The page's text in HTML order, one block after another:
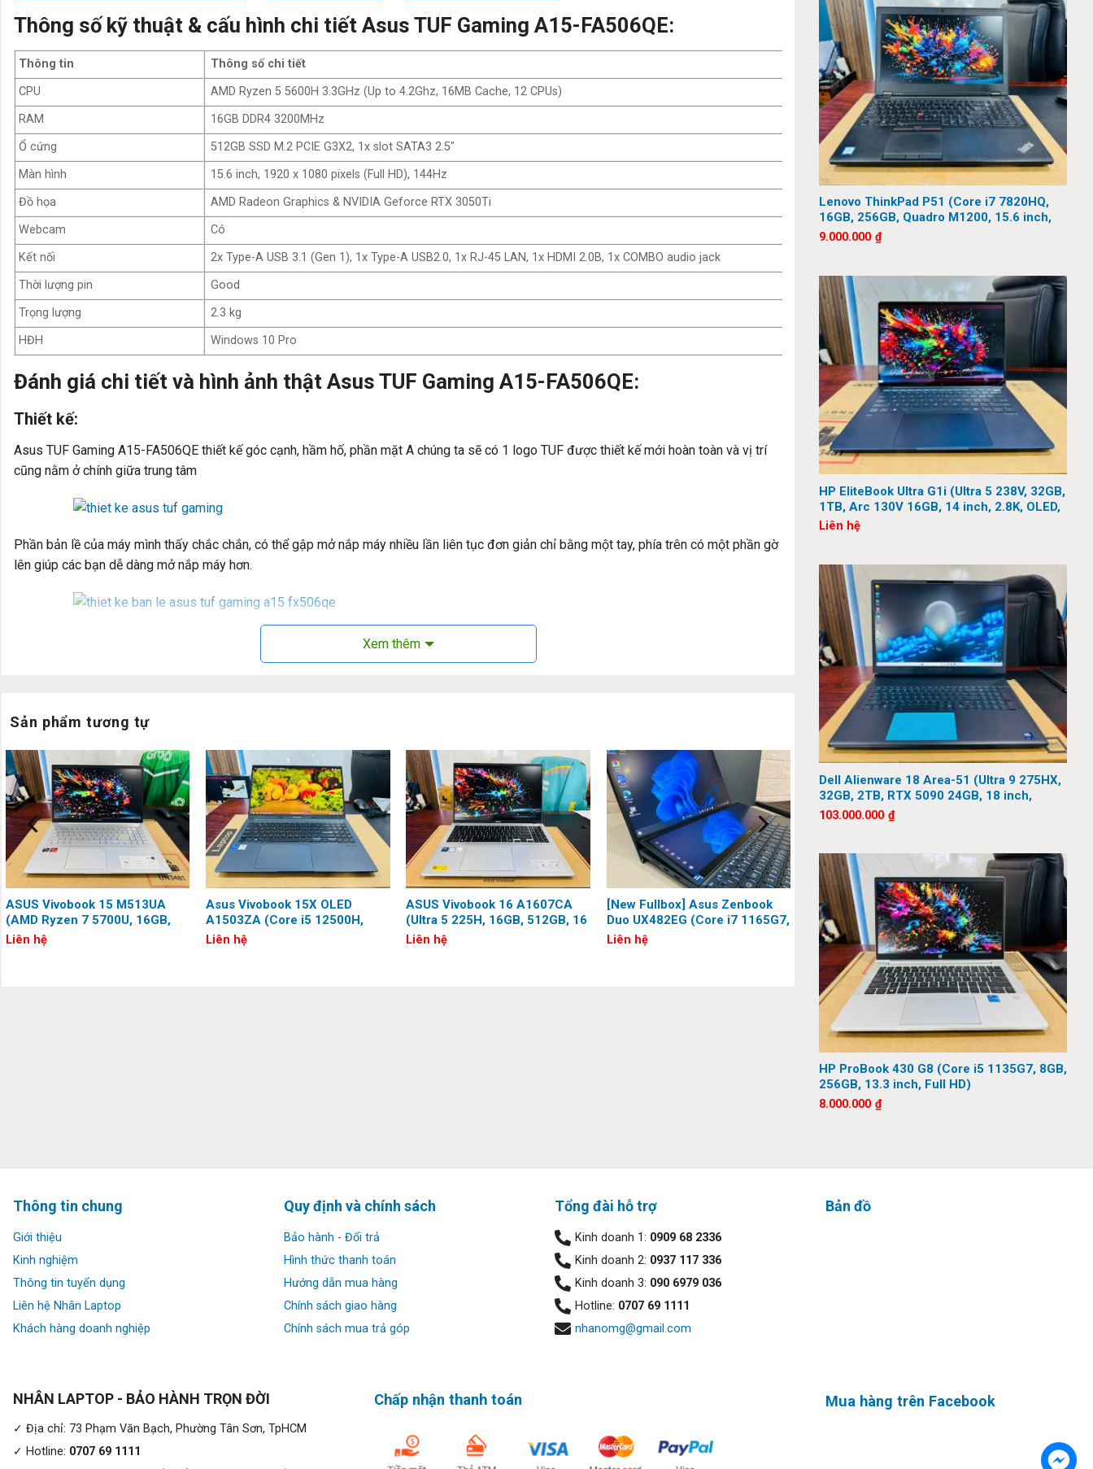
Thông số kỹ thuật & cấu hình chi tiết Asus TUF Gaming A15-FA506QE:
Thông tin
Thông số chi tiết
CPU
AMD Ryzen 5 5600H 3.3GHz (Up to 4.2Ghz, 16MB Cache, 12 CPUs)
RAM
16GB DDR4 3200MHz
Ổ cứng
512GB SSD M.2 PCIE G3X2, 1x slot SATA3 2.5″
Màn hình
15.6 inch, 1920 x 1080 pixels (Full HD), 144Hz
Đồ họa
AMD Radeon Graphics & NVIDIA Geforce RTX 3050Ti
Webcam
Có
Kết nối
2x Type-A USB 3.1 (Gen 1), 1x Type-A USB2.0, 1x RJ-45 LAN, 1x HDMI 2.0B, 1x COMBO audio jack
Thời lượng pin
Good
Trọng lượng
2.3 kg
HĐH
Windows 10 Pro
Đánh giá chi tiết và hình ảnh thật Asus TUF Gaming A15-FA506QE:
Thiết kế:
Asus TUF Gaming A15-FA506QE thiết kế góc cạnh, hầm hố, phần mặt A chúng ta sẽ có 1 logo TUF được thiết kế mới hoàn toàn và vị trí
cũng nằm ở chính giữa trung tâm
Phần bản lề của máy mình thấy chắc chắn, có thể gập mở nắp máy nhiều lần liên tục đơn giản chỉ bằng một tay, phía trên có một phần gờ
lên giúp các bạn dễ dàng mở nắp máy hơn.
vùng tối.
Bàn phím và Touchpad:
Bàn phím kích cỡ đầy đủ theo kiểu Desktop có đèn nền LED RGB được tối ưu hóa để chơi game và thể hiện phong cách cá nhân. Khu vực
phím WASD được làm bằng nhựa trong suốt, giúp chúng trở nên nổi bật hơn hẳn các phím bấm còn lại.
có độ phản hồi nhanh hơn và dễ dàng kiểm soát hơn. Các phím này đủ bền để chịu được hơn 20 triệu lần nhấn cho độ tin cậy và độ chính
Xem thêm
Sản phẩm tương tự
ASUS Vivobook 15 M513UA
(AMD Ryzen 7 5700U, 16GB,
512GB, 15.6 inch, Full HD)
Liên hệ
Asus Vivobook 15X OLED
A1503ZA (Core i5 12500H,
16G, 512G, 15.6″ OLED, FHD)
Liên hệ
ASUS Vivobook 16 A1607CA
(Ultra 5 225H, 16GB, 512GB, 16
inch, WUXGA)
Liên hệ
[New Fullbox] Asus Zenbook
Duo UX482EG (Core i7 1165G7,
16G, 1TB, MX450, 14 inch, FHD,
Liên hệ
Lenovo ThinkPad P51 (Core i7 7820HQ,
16GB, 256GB, Quadro M1200, 15.6 inch,
FHD)
9.000.000 ₫
HP EliteBook Ultra G1i (Ultra 5 238V, 32GB,
1TB, Arc 130V 16GB, 14 inch, 2.8K, OLED,
Touch)
Liên hệ
Dell Alienware 18 Area-51 (Ultra 9 275HX,
32GB, 2TB, RTX 5090 24GB, 18 inch,
QHD+, 300Hz)
103.000.000 ₫
HP ProBook 430 G8 (Core i5 1135G7, 8GB,
256GB, 13.3 inch, Full HD)
8.000.000 ₫
Thông tin chung
Giới thiệu
Kinh nghiệm
Thông tin tuyển dụng
Liên hệ Nhân Laptop
Khách hàng doanh nghiệp
Quy định và chính sách
Bảo hành - Đổi trả
Hình thức thanh toán
Hướng dẫn mua hàng
Chính sách giao hàng
Chính sách mua trả góp
Tổng đài hỗ trợ
Kinh doanh 1: 0909 68 2336
Kinh doanh 2: 0937 117 336
Kinh doanh 3: 090 6979 036
Hotline: 0707 69 1111
nhanomg@gmail.com
Bản đồ
NHÂN LAPTOP - BẢO HÀNH TRỌN ĐỜI
✓ Địa chỉ: 73 Phạm Văn Bạch, Phường Tân Sơn, TpHCM
✓ Hotline: 0707 69 1111
Chấp nhận thanh toán Mua hàng trên Facebook